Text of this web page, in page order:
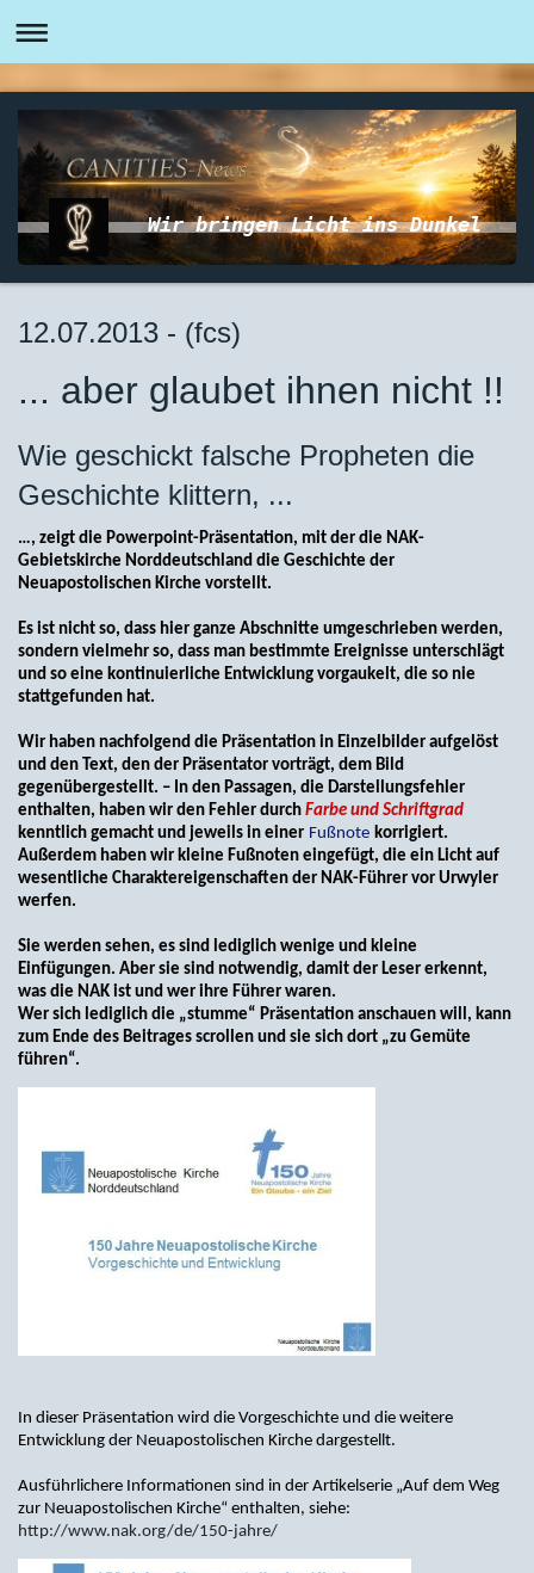
Wir bringen Licht ins Dunkel
12.07.2013 - (fcs)
... aber glaubet ihnen nicht !!
Wie geschickt falsche Propheten die
Geschichte klittern, ...
…, zeigt die Powerpoint-Präsentation, mit der die NAK-
Gebietskirche Norddeutschland die Geschichte der
Neuapostolischen Kirche vorstellt.
Es ist nicht so, dass hier ganze Abschnitte umgeschrieben werden,
sondern vielmehr so, dass man bestimmte Ereignisse unterschlägt
und so eine kontinuierliche Entwicklung vorgaukelt, die so nie
stattgefunden hat.
Wir haben nachfolgend die Präsentation in Einzelbilder aufgelöst
und den Text, den der Präsentator vorträgt, dem Bild
gegenübergestellt. – In den Passagen, die Darstellungsfehler
enthalten, haben wir den Fehler durch Farbe und Schriftgrad
kenntlich gemacht und jeweils in einer Fußnote korrigiert.
Außerdem haben wir kleine Fußnoten eingefügt, die ein Licht auf
wesentliche Charaktereigenschaften der NAK-Führer vor Urwyler
werfen.
Sie werden sehen, es sind lediglich wenige und kleine
Einfügungen. Aber sie sind notwendig, damit der Leser erkennt,
was die NAK ist und wer ihre Führer waren.
Wer sich lediglich die „stumme“ Präsentation anschauen will, kann
zum Ende des Beitrages scrollen und sie sich dort „zu Gemüte
führen“.
In dieser Präsentation wird die Vorgeschichte und die weitere
Entwicklung der Neuapostolischen Kirche dargestellt.
Ausführlichere Informationen sind in der Artikelserie „Auf dem Weg
zur Neuapostolischen Kirche“ enthalten, siehe:
http://www.nak.org/de/150-jahre/